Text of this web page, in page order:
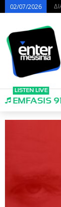
02/07/2026
EMFASIS
LISTEN LIVE